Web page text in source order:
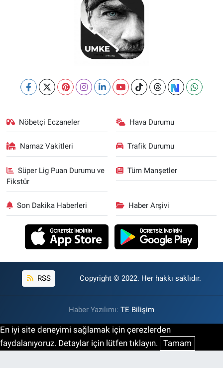
Nöbetçi Eczaneler Hava Durumu
Namaz Vakitleri Trafik Durumu
Süper Lig Puan Durumu ve
Fikstür
Tüm Manşetler
Son Dakika Haberleri Haber Arşivi
RSS Copyright © 2022. Her hakkı saklıdır.
Haber Yazılımı: TE Bilişim
En iyi site deneyimi sağlamak için çerezlerden
faydalanıyoruz. Detaylar için lütfen tıklayın. Tamam